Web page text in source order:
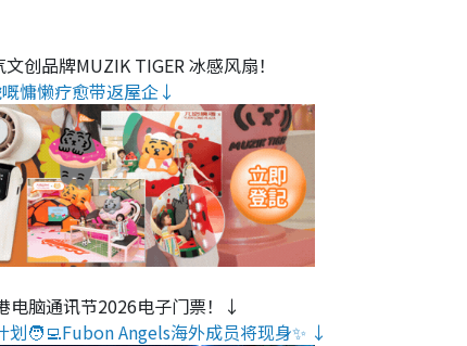
创品牌MUZIK TIGER 冰感风扇！
慵懒疗愈带返屋企↓
电脑通讯节2026电子门票！↓
🧑‍💻Fubon Angels海外成员将现身✨ ↓